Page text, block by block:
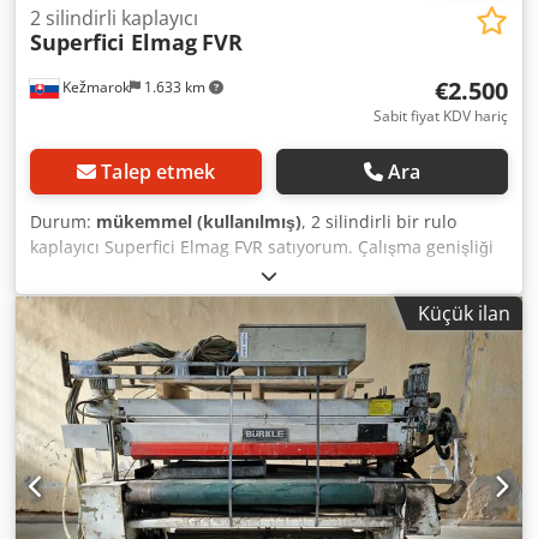
Kežmarok 1.633 km
2 silindirli kaplayıcı
Superfici Elmag FVR
€2.500
Sabit fiyat KDV hariç
Talep etmek Ara
Durum: mükemmel (kullanılmış), 2 silindirli bir rulo
kaplayıcı Superfici Elmag FVR satıyorum. Çalışma genişliği
1400mm Çok iyi durumda. Tamamen çalışıyor. Birleştirme
için hazır. Dksdpfx Aloiuc R Re Tor
Küçük ilan